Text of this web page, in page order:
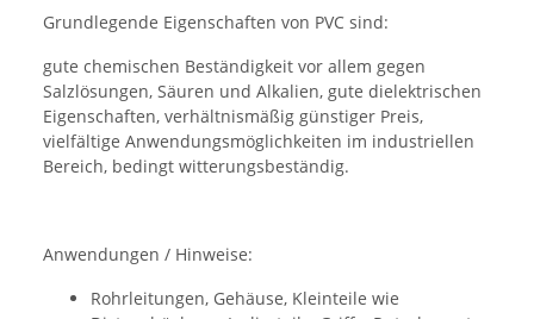
Grundlegende Eigenschaften von PVC sind:
gute chemischen Beständigkeit vor allem gegen
Salzlösungen, Säuren und Alkalien, gute dielektrischen
Eigenschaften, verhältnismäßig günstiger Preis,
vielfältige Anwendungsmöglichkeiten im industriellen
Bereich, bedingt witterungsbeständig.
Anwendungen / Hinweise:
Rohrleitungen, Gehäuse, Kleinteile wie